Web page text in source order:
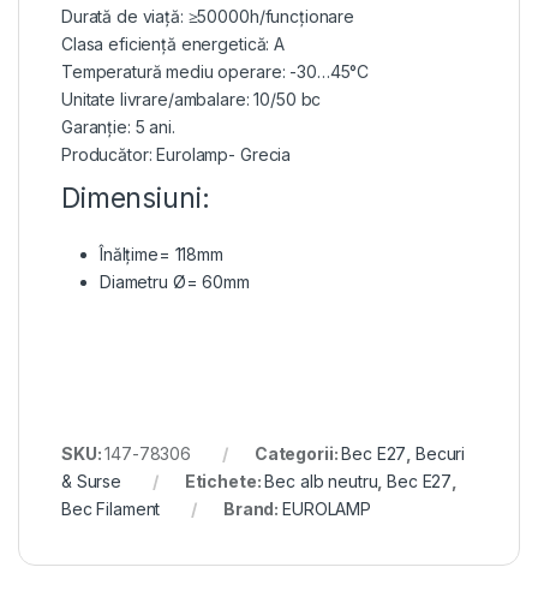
Durată de viață: ≥50000h/funcționare
Clasa eficiență energetică: A
Temperatură mediu operare: -30…45°C
Unitate livrare/ambalare: 10/50 bc
Garanție: 5 ani.
Producător: Eurolamp- Grecia
Dimensiuni:
Înălțime= 118mm
Diametru Ø= 60mm
SKU:147-78306 Categorii:Bec E27 ,Becuri
& Surse
Etichete:Bec alb neutru ,Bec E27
Bec Filament
Brand:EUROLAMP